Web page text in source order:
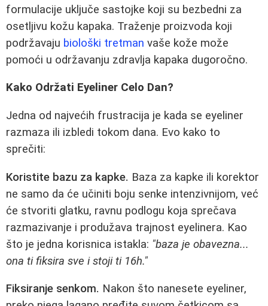
formulacije uključe sastojke koji su bezbedni za
osetljivu kožu kapaka. Traženje proizvoda koji
podržavaju biološki tretman vaše kože može
pomoći u održavanju zdravlja kapaka dugoročno.
Kako Održati Eyeliner Celo Dan?
Jedna od najvećih frustracija je kada se eyeliner
razmaza ili izbledi tokom dana. Evo kako to
sprečiti:
Koristite bazu za kapke. Baza za kapke ili korektor
ne samo da će učiniti boju senke intenzivnijom, već
će stvoriti glatku, ravnu podlogu koja sprečava
razmazivanje i produžava trajnost eyelinera. Kao
što je jedna korisnica istakla: "baza je obavezna...
ona ti fiksira sve i stoji ti 16h."
Fiksiranje senkom. Nakon što nanesete eyeliner,